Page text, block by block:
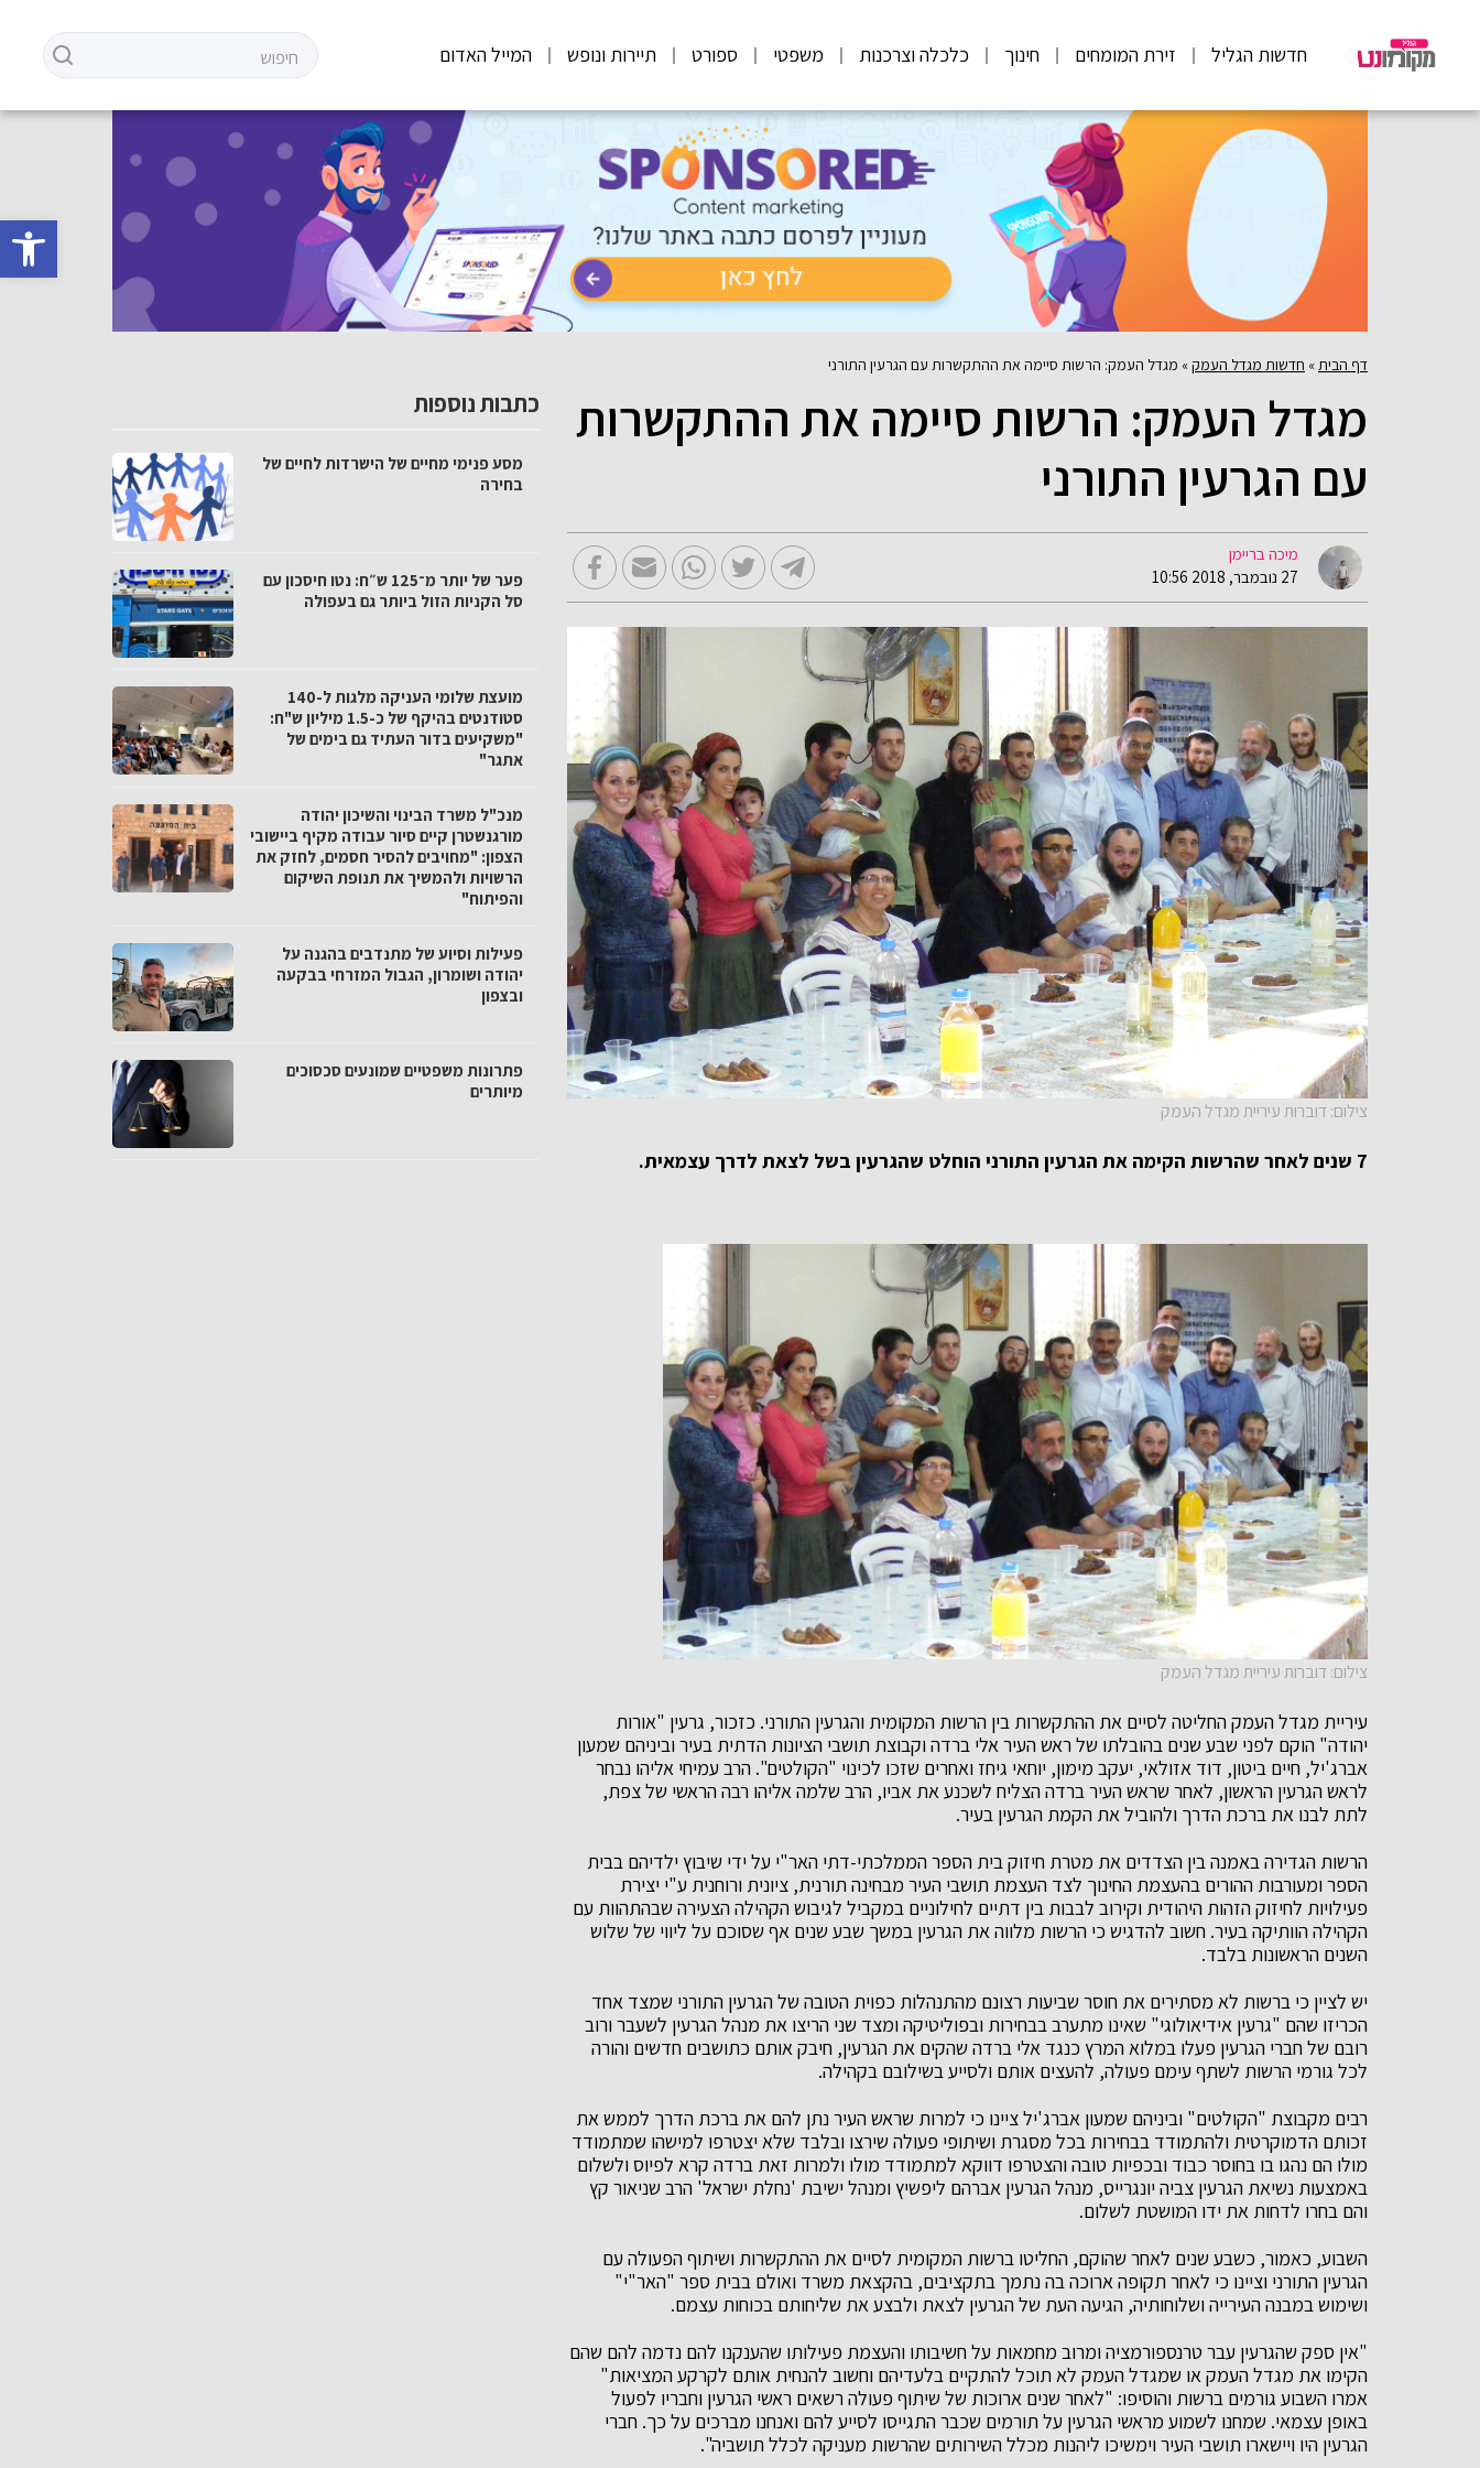
פתח
חדשות הגליל זירת המומחים חינוך כלכלה וצרכנות משפטי ספורט תיירות ונופש המייל האדום
דף הבית » חדשות מגדל העמק» מגדל העמק: הרשות סיימה את ההתקשרות עם הגרעין התורני
מגדל העמק: הרשות סיימה את ההתקשרות
עם הגרעין התורני
מיכה בריימן
27 נובמבר, 2018 10:56
צילום: דוברות עיריית מגדל העמק
7 שנים לאחר שהרשות הקימה את הגרעין התורני הוחלט שהגרעין בשל לצאת לדרך עצמאית.
צילום: דוברות עיריית מגדל העמק
עיריית מגדל העמק החליטה לסיים את ההתקשרות בין הרשות המקומית והגרעין התורני. כזכור, גרעין "אורות
יהודה" הוקם לפני שבע שנים בהובלתו של ראש העיר אלי ברדה וקבוצת תושבי הציונות הדתית בעיר וביניהם שמעון
אברג'יל, חיים ביטון, דוד אזולאי, יעקב מימון, יוחאי גיחז ואחרים שזכו לכינוי "הקולטים". הרב עמיחי אליהו נבחר
לראש הגרעין הראשון, לאחר שראש העיר ברדה הצליח לשכנע את אביו, הרב שלמה אליהו רבה הראשי של צפת,
לתת לבנו את ברכת הדרך ולהוביל את הקמת הגרעין בעיר.
הרשות הגדירה באמנה בין הצדדים את מטרת חיזוק בית הספר הממלכתי-דתי האר"י על ידי שיבוץ ילדיהם בבית
הספר ומעורבות ההורים בהעצמת החינוך לצד העצמת תושבי העיר מבחינה תורנית, ציונית ורוחנית ע"י יצירת
פעילויות לחיזוק הזהות היהודית וקירוב לבבות בין דתיים לחילוניים במקביל לגיבוש הקהילה הצעירה שבהתהוות עם
הקהילה הוותיקה בעיר. חשוב להדגיש כי הרשות מלווה את הגרעין במשך שבע שנים אף שסוכם על ליווי של שלוש
השנים הראשונות בלבד.
יש לציין כי ברשות לא מסתירים את חוסר שביעות רצונם מהתנהלות כפוית הטובה של הגרעין התורני שמצד אחד
הכריזו שהם "גרעין אידיאולוגי" שאינו מתערב בבחירות ובפוליטיקה ומצד שני הריצו את מנהל הגרעין לשעבר ורוב
רובם של חברי הגרעין פעלו במלוא המרץ כנגד אלי ברדה שהקים את הגרעין, חיבק אותם כתושבים חדשים והורה
לכל גורמי הרשות לשתף עימם פעולה, להעצים אותם ולסייע בשילובם בקהילה.
רבים מקבוצת "הקולטים" וביניהם שמעון אברג'יל ציינו כי למרות שראש העיר נתן להם את ברכת הדרך לממש את
זכותם הדמוקרטית ולהתמודד בבחירות בכל מסגרת ושיתופי פעולה שירצו ובלבד שלא יצטרפו למישהו שמתמודד
מולו הם נהגו בו בחוסר כבוד ובכפיות טובה והצטרפו דווקא למתמודד מולו ולמרות זאת ברדה קרא לפיוס ולשלום
באמצעות נשיאת הגרעין צביה יונגרייס, מנהל הגרעין אברהם ליפשיץ ומנהל ישיבת 'נחלת ישראל' הרב שניאור קץ
והם בחרו לדחות את ידו המושטת לשלום.
השבוע, כאמור, כשבע שנים לאחר שהוקם, החליטו ברשות המקומית לסיים את ההתקשרות ושיתוף הפעולה עם
הגרעין התורני וציינו כי לאחר תקופה ארוכה בה נתמך בתקציבים, בהקצאת משרד ואולם בבית ספר "האר"י"
ושימוש במבנה העירייה ושלוחותיה, הגיעה העת של הגרעין לצאת ולבצע את שליחותם בכוחות עצמם.
"אין ספק שהגרעין עבר טרנספורמציה ומרוב מחמאות על חשיבותו והעצמת פעילותו שהענקנו להם נדמה להם שהם
הקימו את מגדל העמק או שמגדל העמק לא תוכל להתקיים בלעדיהם וחשוב להנחית אותם לקרקע המציאות"
אמרו השבוע גורמים ברשות והוסיפו: "לאחר שנים ארוכות של שיתוף פעולה רשאים ראשי הגרעין וחבריו לפעול
באופן עצמאי. שמחנו לשמוע מראשי הגרעין על תורמים שכבר התגייסו לסייע להם ואנחנו מברכים על כך. חברי
הגרעין היו ויישארו תושבי העיר וימשיכו ליהנות מכלל השירותים שהרשות מעניקה לכלל תושביה".
כתבות נוספות
מסע פנימי מחיים של הישרדות לחיים של
בחירה
פער של יותר מ־125 ש״ח: נטו חיסכון עם
סל הקניות הזול ביותר גם בעפולה
מועצת שלומי העניקה מלגות ל-140
סטודנטים בהיקף של כ-1.5 מיליון ש"ח:
"משקיעים בדור העתיד גם בימים של
אתגר"
מנכ"ל משרד הבינוי והשיכון יהודה
מורגנשטרן קיים סיור עבודה מקיף ביישובי
הצפון: "מחויבים להסיר חסמים, לחזק את
הרשויות ולהמשיך את תנופת השיקום
והפיתוח"
פעילות וסיוע של מתנדבים בהגנה על
יהודה ושומרון, הגבול המזרחי בבקעה
ובצפון
פתרונות משפטיים שמונעים סכסוכים
מיותרים